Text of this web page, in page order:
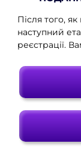
Після того,
наступний
реєстрації.